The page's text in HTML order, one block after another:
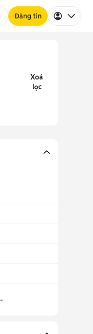
Đăng tin
Xoá
lọc